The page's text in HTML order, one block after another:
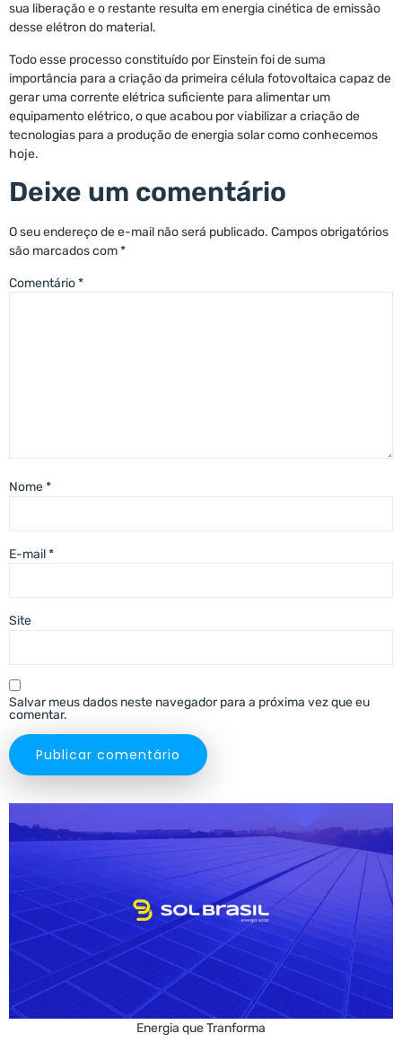
sua liberação e o restante resulta em energia cinética de emissão
desse elétron do material.
Todo esse processo constituído por Einstein foi de suma
importância para a criação da primeira célula fotovoltaica capaz de
gerar uma corrente elétrica suficiente para alimentar um
equipamento elétrico, o que acabou por viabilizar a criação de
tecnologias para a produção de energia solar como conhecemos
hoje.
Deixe um comentário
O seu endereço de e-mail não será publicado. Campos obrigatórios
são marcados com*
Comentário*
Nome*
E-mail*
Site
Salvar meus dados neste navegador para a próxima vez que eu
comentar.
Energia que Tranforma